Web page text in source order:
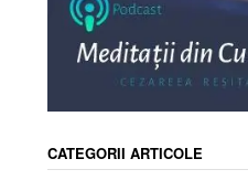
CATEGORII ARTICOLE